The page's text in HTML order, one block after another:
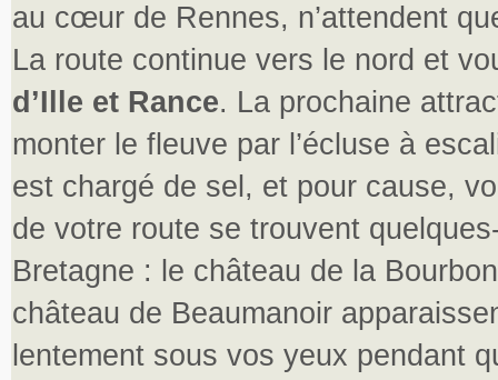
au cœur de Rennes, n’attendent
La route continue vers le nord et
d’Ille et Rance. La prochaine
monter le fleuve par l’écluse à
est chargé de sel, et pour cause,
de votre route se trouvent
Bretagne : le château de la
château de Beaumanoir
lentement sous vos yeux pendant